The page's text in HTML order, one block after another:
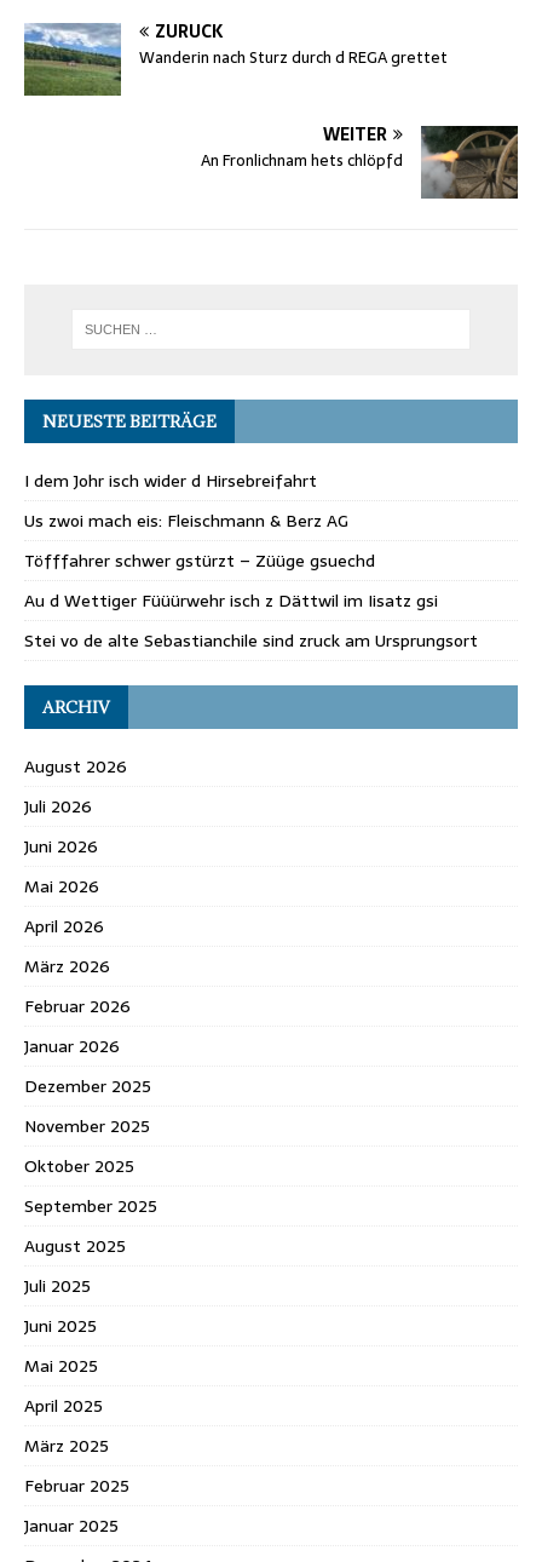
ZURÜCK
Wanderin nach Sturz durch d REGA grettet
WEITER
An Fronlichnam hets chlöpfd
NEUESTE BEITRÄGE
I dem Johr isch wider d Hirsebreifahrt
Us zwoi mach eis: Fleischmann & Berz AG
Töfffahrer schwer gstürzt – Züüge gsuechd
Au d Wettiger Füüürwehr isch z Dättwil im Iisatz gsi
Stei vo de alte Sebastianchile sind zruck am Ursprungsort
ARCHIV
August 2026
Juli 2026
Juni 2026
Mai 2026
April 2026
März 2026
Februar 2026
Januar 2026
Dezember 2025
November 2025
Oktober 2025
September 2025
August 2025
Juli 2025
Juni 2025
Mai 2025
April 2025
März 2025
Februar 2025
Januar 2025